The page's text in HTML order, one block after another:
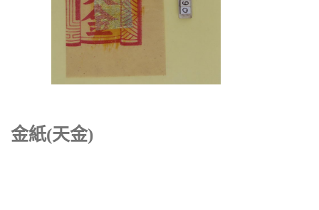
金紙(天金)